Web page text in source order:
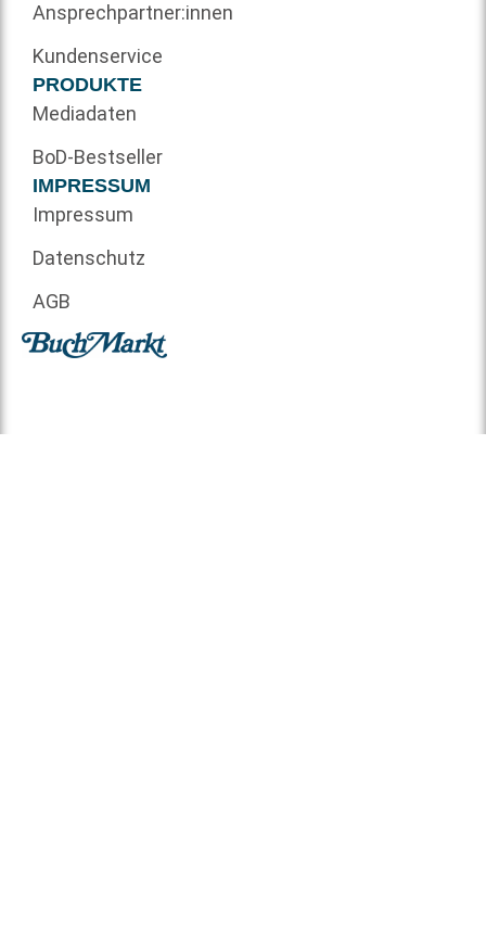
Ansprechpartner:innen
Kundenservice
PRODUKTE
Mediadaten
BoD-Bestseller
IMPRESSUM
Impressum
Datenschutz
AGB